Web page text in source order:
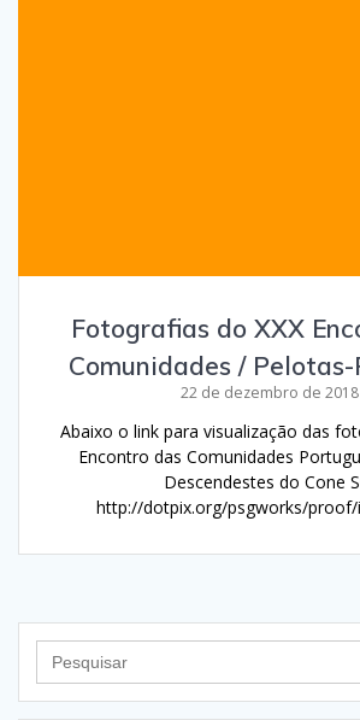
Fotografias do XXX
Comunidades /
22 de dezembro de 2018
Abaixo o link para visualização das
Encontro das Comunidades
Descendestes do Cone
http://dotpix.org/psgworks/proof/
Search